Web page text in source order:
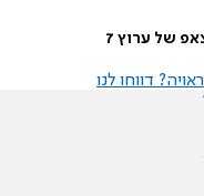
של ערוץ 7
דווחו לנו